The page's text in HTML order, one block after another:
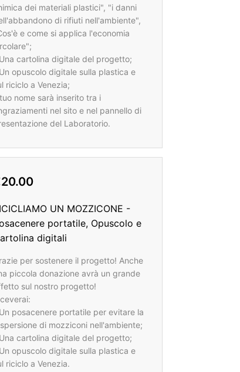
dei materiali plastici", "i danni
di rifiuti nell'ambiente",
e come si applica l'economia
cartolina digitale del progetto;
opuscolo digitale sulla plastica e
riciclo a Venezia;
nome sarà inserito tra i
nel sito e nel pannello di
del Laboratorio.
UN MOZZICONE -
portatile, Opuscolo e
digitali
per sostenere il progetto! Anche
piccola donazione avrà un grande
sul nostro progetto!
posacenere portatile per evitare la
di mozziconi nell'ambiente;
cartolina digitale del progetto;
opuscolo digitale sulla plastica e
riciclo a Venezia.